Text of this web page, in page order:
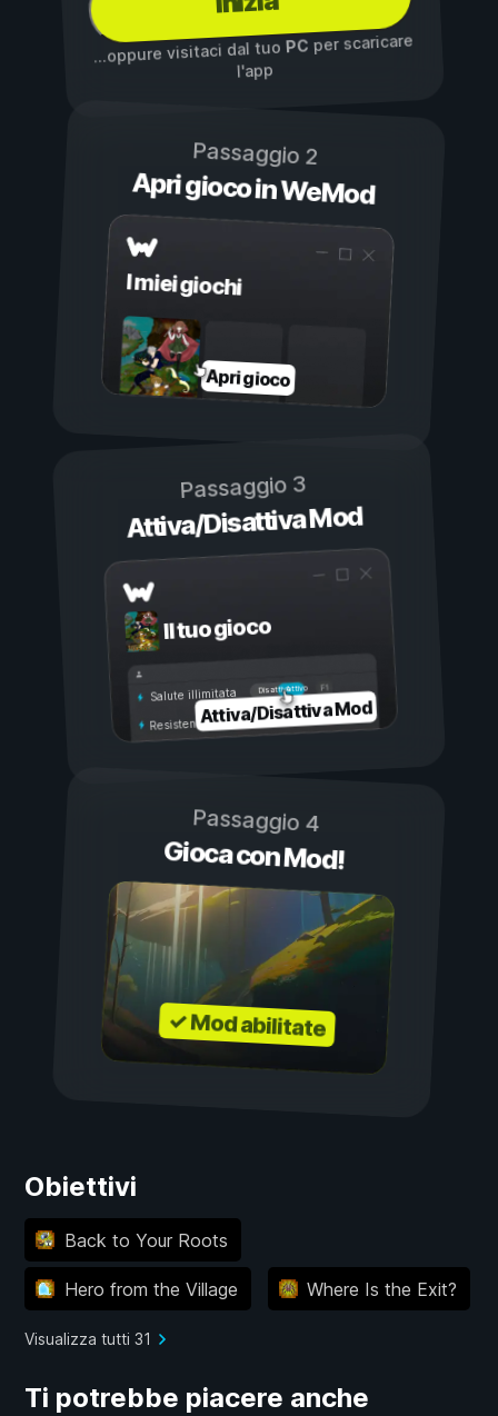
...oppure visitaci dal tuoPC per scaricare
l'app
Passaggio 2
Apri gioco in WeMod
I miei giochi
Apri gioco
Passaggio 3
Attiva/Disattiva Mod
Il tuo gioco
Attivo
Disattivo
Salute illimitata
Resistenza illimitata
Attiva/Disattiva Mod
Passaggio 4
Gioca con Mod!
✓ Mod abilitate
Obiettivi
Back to Your Roots
Hero from the Village Where Is the Exit?
Visualizza tutti 31
Ti potrebbe piacere anche